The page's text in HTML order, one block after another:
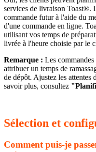
services de livraison Toast®.
commande futur à l'aide du
d'une commande en ligne.
utilisant vos temps de
livrée à l'heure choisie par le
Remarque : Les
attribuer un temps de
de dépôt. Ajustez les attentes
savoir plus, consultez
Sélection et
Comment puis-je